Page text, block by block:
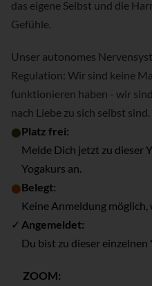
das eigene Selbst und die
Gefühle.
Unser autonomes
Regulation: Wir sind keine
funktionieren haben - wir
nach Liebe zu sich selbst sind.
⬤Platz frei:
Melde Dich jetzt zu dieser
Yogakurs an.
⬤Belegt:
Keine Anmeldung möglich,
✓ Angemeldet:
Du bist zu dieser einzelnen
ZOOM: